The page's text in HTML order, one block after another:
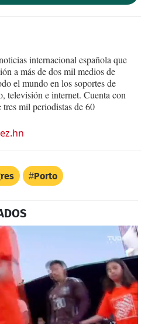
internacional española que
a más de dos mil medios de
el mundo en los soportes de
televisión e internet. Cuenta con
tres mil periodistas de 60
Porto